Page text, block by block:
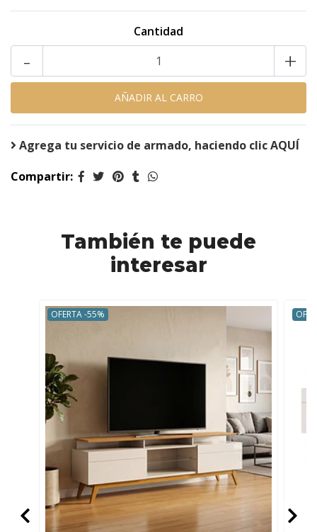
Cantidad
+
-
Agrega tu servicio de armado, haciendo clic AQUÍ
Compartir:
También te puede
interesar
OFERTA -55%